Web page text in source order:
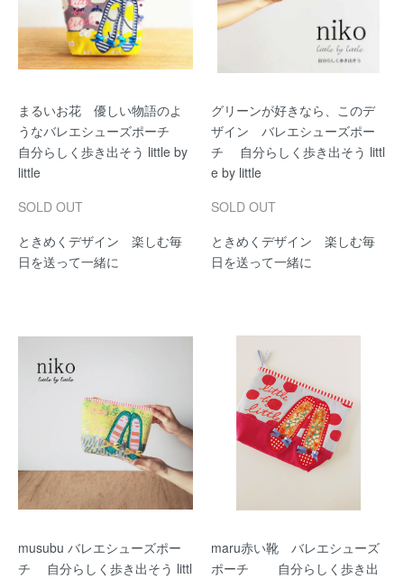
まるいお花 優しい物語のよ
うなバレエシューズポーチ
自分らしく歩き出そう little by
little
SOLD OUT
ときめくデザイン 楽しむ毎
日を送って一緒に
グリーンが好きなら、このデ
ザイン バレエシューズポー
チ 自分らしく歩き出そう littl
e by little
SOLD OUT
ときめくデザイン 楽しむ毎
日を送って一緒に
musubu バレエシューズポー
チ 自分らしく歩き出そう littl
maru赤い靴 バレエシューズ
ポーチ 自分らしく歩き出